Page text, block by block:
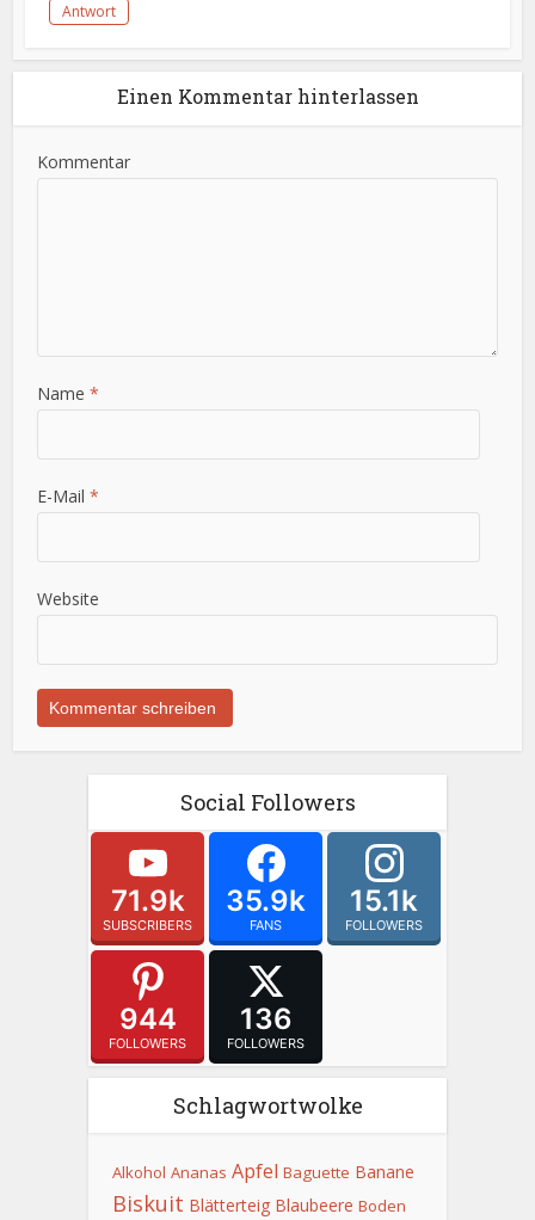
Antwort
Einen Kommentar hinterlassen
Kommentar
Name*
E-Mail*
Website
Social Followers
71.9k
SUBSCRIBERS
35.9k
FANS
15.1k
FOLLOWERS
944
FOLLOWERS
136
FOLLOWERS
Schlagwortwolke
Alkohol Ananas Apfel Baguette Banane
Biskuit Blätterteig Blaubeere Boden